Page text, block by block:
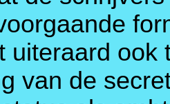
uiteraard ook
van de